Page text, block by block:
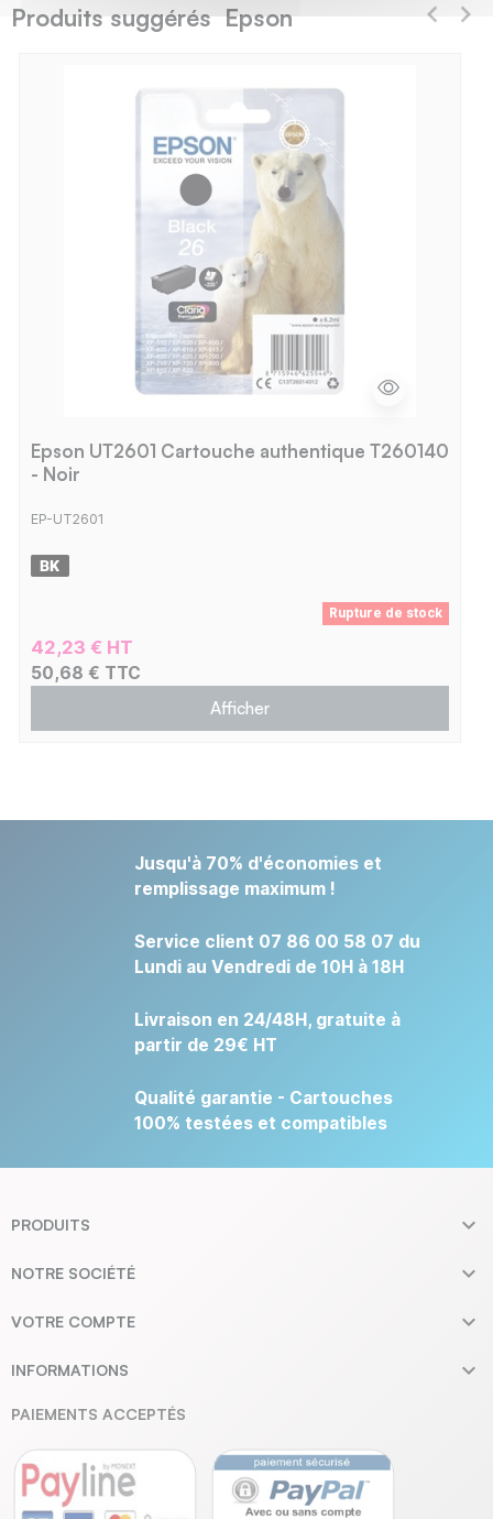
Produits suggérés Epson
Epson UT2601 Cartouche authentique T260140
- Noir
EP-UT2601
Rupture de stock
42,23 € HT
50,68 € TTC
Afficher
Jusqu'à 70% d'économies et
remplissage maximum !
Service client 07 86 00 58 07 du
Lundi au Vendredi de 10H à 18H
Livraison en 24/48H, gratuite à
partir de 29€ HT
Qualité garantie - Cartouches
100% testées et compatibles
PRODUITS 
NOTRE SOCIÉTÉ 
VOTRE COMPTE 
INFORMATIONS 
PAIEMENTS ACCEPTÉS